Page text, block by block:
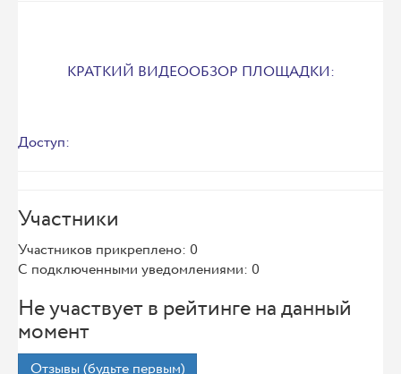
КРАТКИЙ ВИДЕООБЗОР ПЛОЩАДКИ:
Доступ:
Участники
Участников прикреплено: 0
С подключенными уведомлениями: 0
Не участвует в рейтинге на данный
момент
Отзывы (будьте первым)